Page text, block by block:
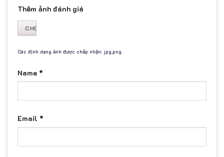
Thêm ảnh đánh giá
Các định dạng ảnh được chấp nhận: jpg,png.
Name *
Email *